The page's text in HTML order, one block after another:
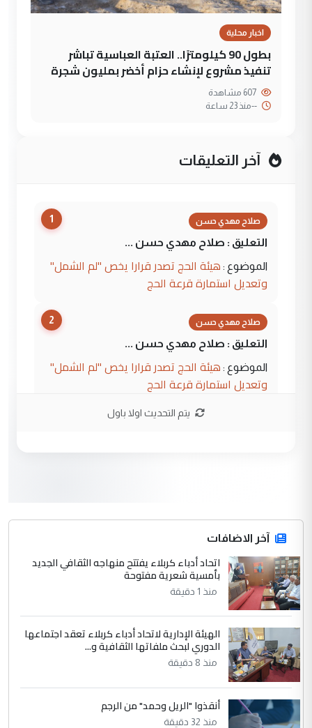
اخبار محلية
بطول 90 كيلومترًا.. العتبة العباسية تباشر
تنفيذ مشروع لإنشاء حزام أخضر بمليون شجرة
--منذ 23 ساعة
آخر التعليقات
1 صلاح مهدي حسن
التعليق : صلاح مهدي حسن ...
الموضوع : هيئة الحج تصدر قرارا يخص "لم الشمل"
وتعديل استمارة قرعة الحج
2 صلاح مهدي حسن
التعليق : صلاح مهدي حسن ...
الموضوع : هيئة الحج تصدر قرارا يخص "لم الشمل"
وتعديل استمارة قرعة الحج
المشترك لا تستهدف أية دولة ومفتوحة لانضمام
الدول الشقيقة
4 يوسف غزوان عصمت
التعليق : بكالوريوس فيزياء طبية متزوج و
زوجتي أيضا بكالوريوس سكني بغداد أرغب في
الموضوع :
السعودية توافق على الاستمرار في
إعطاء 100 منحة دراسية للطلبة العراقيين في
جامعاتها سنويا
عبد الأمير جاسم هليل
يتم التحديث اولا باول
آخر الاضافات
اتحاد أدباء كربلاء يفتتح منهاجه الثقافي الجديد
بأمسية شعرية مفتوحة
منذ 1 دقيقة
الهيئة الإدارية لاتحاد أدباء كربلاء تعقد اجتماعها
الدوري لبحث ملفاتها الثقافية و...
منذ 8 دقيقة
أنقذوا "الريل وحمد" من الرجم
منذ 32 دقيقة